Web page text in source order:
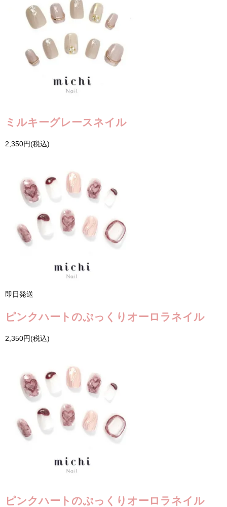
ミルキーグレースネイル
2,350円(税込)
即日発送
ピンクハートのぷっくりオーロラネイル
2,350円(税込)
ピンクハートのぷっくりオーロラネイル